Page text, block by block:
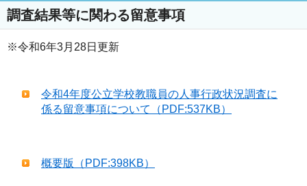
調査結果等に関わる留意事項
※令和6年3月28日更新
令和4年度公立学校教職員の人事行政状況調査に
係る留意事項について（PDF:537KB）
概要版（PDF:398KB）